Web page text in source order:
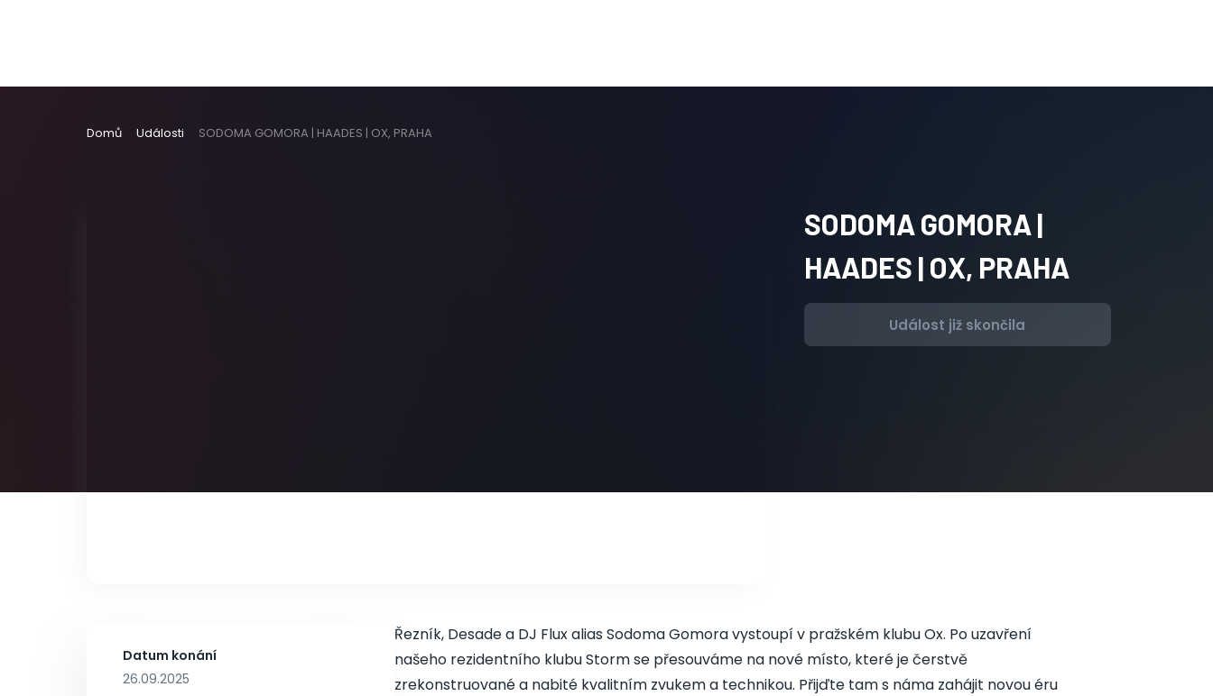
Domů Události SODOMA GOMORA | HAADES | OX, PRAHA
SODOMA GOMORA |
HAADES | OX, PRAHA
Událost již skončila
Datum konání
26.09.2025
Řezník, Desade a DJ Flux alias Sodoma Gomora vystoupí v pražském klubu Ox. Po uzavření
našeho rezidentního klubu Storm se přesouváme na nové místo, které je čerstvě
zrekonstruované a nabité kvalitním zvukem a technikou. Přijďte tam s náma zahájit novou éru